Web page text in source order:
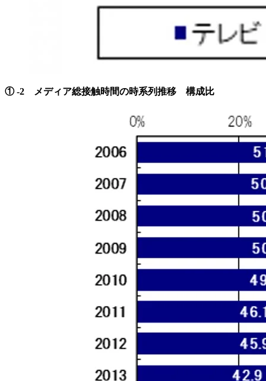
① -2 メディア総接触時間の時系列推移 構成比